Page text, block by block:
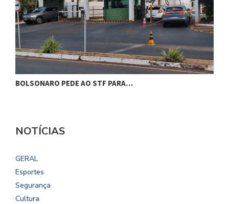
BOLSONARO PEDE AO STF PARA…
NOTÍCIAS
GERAL
Esportes
Segurança
Cultura